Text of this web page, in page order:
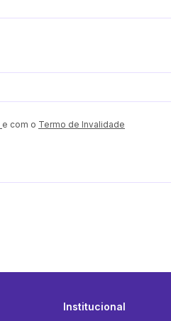
e com o Termo de Invalidade
Institucional